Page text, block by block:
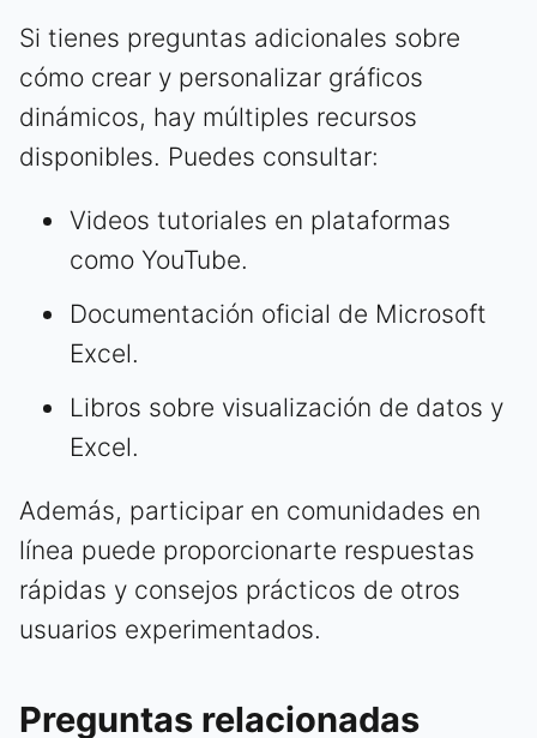
Si tienes preguntas adicionales sobre
cómo crear y personalizar gráficos
dinámicos, hay múltiples recursos
disponibles. Puedes consultar:
Videos tutoriales en plataformas
como YouTube.
Documentación oficial de Microsoft
Excel.
Libros sobre visualización de datos y
Excel.
Además, participar en comunidades en
línea puede proporcionarte respuestas
rápidas y consejos prácticos de otros
usuarios experimentados.
Preguntas relacionadas